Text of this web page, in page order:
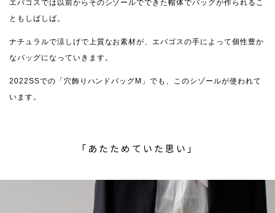
エバゴスでは以前からそのシゾールでできた帽体でバッグが作られるこ
ともしばしば。
ナチュラルで涼しげで上質なお素材が、エバゴスの手によって個性豊か
なバッグになっていきます。
2022SSでの「穴飾りハンドバッグM」でも、このシゾールが使われて
います。
「あたためていた思い」